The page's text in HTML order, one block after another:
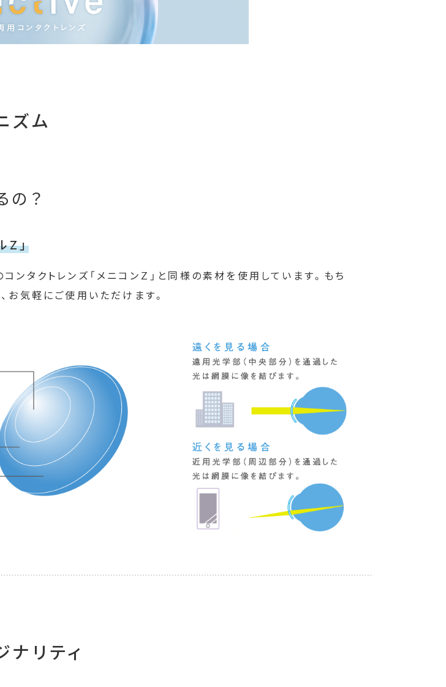
ズム
の？
Z」
タクトレンズ「メニコンＺ」と同様の素材を使用しています。もち
お気軽にご使用いただけます。
リティ